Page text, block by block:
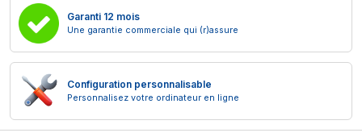
Garanti 12 mois
Une garantie commerciale qui (r)assure
Configuration personnalisable
Personnalisez votre ordinateur en ligne